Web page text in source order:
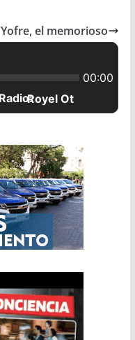
Yofre, el memorioso